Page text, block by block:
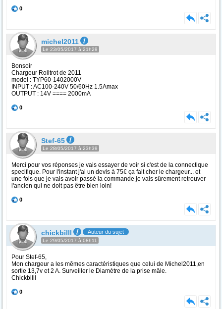
0
michel2011
Le 23/05/2017 à 21h29
Bonsoir
Chargeur Rolltrot de 2011
model : TYP60-1402000V
INPUT : AC100-240V 50/60Hz 1.5Amax
OUTPUT : 14V ==== 2000mA
0
Stef-65
Le 28/05/2017 à 23h39
Merci pour vos réponses je vais essayer de voir si c'est de la connectique
specifique. Pour l'instant j'ai un devis à 75€ ça fait cher le chargeur... et
une fois que je vais avoir passé la commande je vais sûrement retrouver
l'ancien qui ne doit pas être bien loin!
0
chickbilll Auteur du sujet
Le 29/05/2017 à 08h11
Pour Stef-65,
Mon chargeur a les mêmes caractéristiques que celui de Michel2011,en
sortie 13,7v et 2 A. Surveiller le Diamètre de la prise mâle.
Chickbilll
0